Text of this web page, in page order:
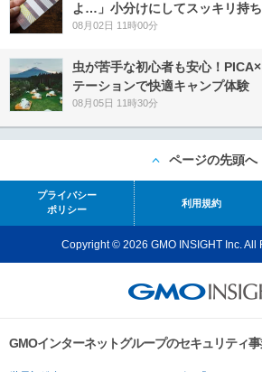
よ…」小分けにしてスッキリ持
08月02日 11時00分
虫が苦手な初心者も安心！
テーションで快適キャンプ体験
08月05日 11時30分
ページの先頭へ
プライバシー
ポリシー
利用規約
Copyright © 2026 GMO INSIGHT Inc. All
GMOインターネットグループのセキュリティ